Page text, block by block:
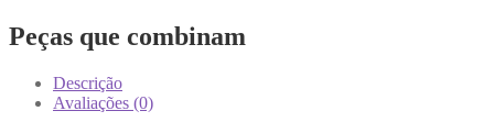
Peças que combinam
Descrição
Avaliações (0)